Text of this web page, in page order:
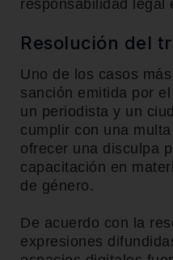
responsabilidad legal
Resolución del
Uno de los casos
sanción emitida por
un periodista y un
cumplir con una
ofrecer una disculpa
capacitación en
de género.
De acuerdo con la
expresiones